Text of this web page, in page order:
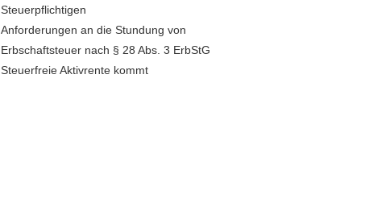
Steuerpflichtigen
Anforderungen an die Stundung von
Erbschaftsteuer nach § 28 Abs. 3 ErbStG
Steuerfreie Aktivrente kommt